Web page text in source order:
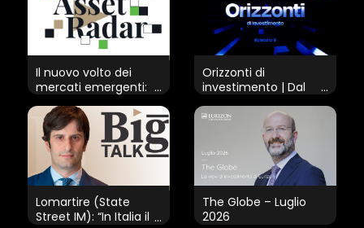
Il nuovo volto dei
mercati emergenti:
prossima sfida degli
investimenti
Orizzonti di
investimento | Dal
all’investimento:
gradualità, reddito e
disciplina in tempi
incerti
Lomartire (State
Street IM): “In Italia il
The Globe – Luglio
2026